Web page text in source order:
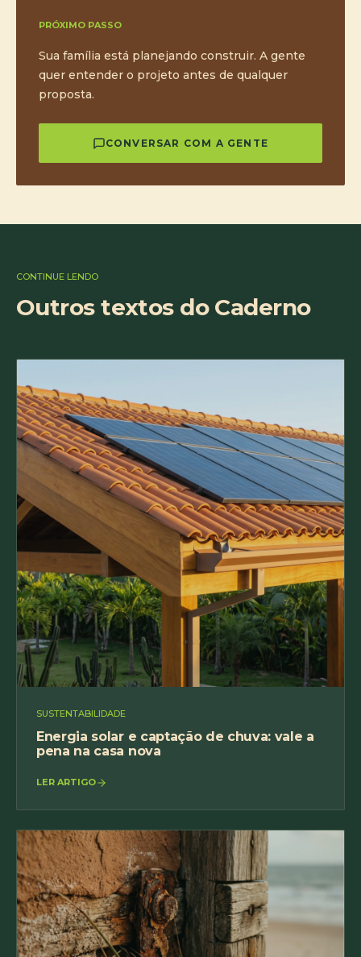
PRÓXIMO PASSO
Sua família está planejando construir. A gente
quer entender o projeto antes de qualquer
proposta.
CONVERSAR COM A GENTE
CONTINUE LENDO
Outros textos do Caderno
SUSTENTABILIDADE
Energia solar e captação de chuva: vale a
pena na casa nova
LER ARTIGO